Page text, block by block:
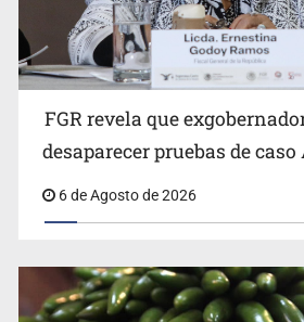
Kershenobich descarta brote de
FGR revela que
desaparecer pruebas de
6 de Agosto de 2026